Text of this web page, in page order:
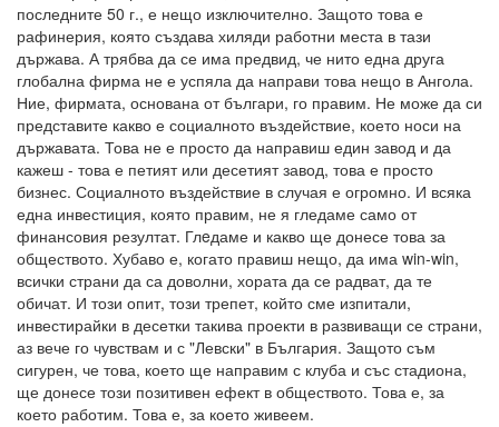
последните 50 г., е нещо изключително. Защото това е
рафинерия, която създава хиляди работни места в тази
държава. А трябва да се има предвид, че нито една друга
глобална фирма не е успяла да направи това нещо в Ангола.
Ние, фирмата, основана от българи, го правим. Не може да си
представите какво е социалното въздействие, което носи на
държавата. Това не е просто да направиш един завод и да
кажеш - това е петият или десетият завод, това е просто
бизнес. Социалното въздействие в случая е огромно. И всяка
една инвестиция, която правим, не я гледаме само от
финансовия резултат. Глeдаме и какво ще донесе това за
обществото. Хубаво е, когато правиш нещо, да има win-win,
всички страни да са доволни, хората да се радват, да те
обичат. И този опит, този трепет, който сме изпитали,
инвестирайки в десетки такива проекти в развиващи се страни,
аз вече го чувствам и с "Левски" в България. Защото съм
сигурен, че това, което ще направим с клуба и със стадиона,
ще донесе този позитивен ефект в обществото. Това е, за
което работим. Това е, за което живеем.